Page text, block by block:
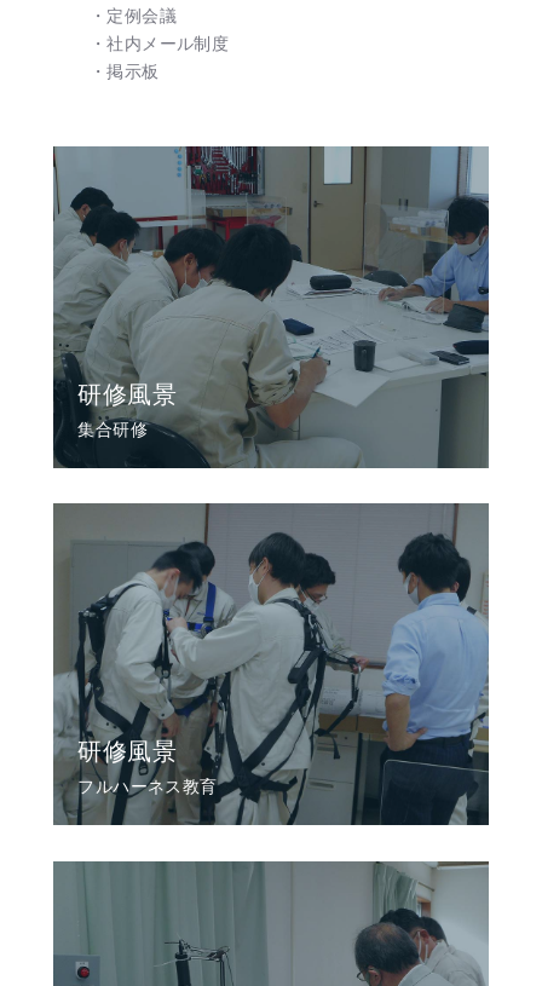
・定例会議
・社内メール制度
・掲示板
研修風景
集合研修
研修風景
フルハーネス教育